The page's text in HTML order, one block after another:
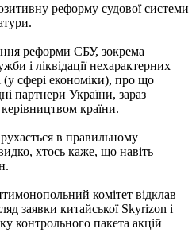
реформу судової системи
реформи СБУ, зокрема
і ліквідації нехарактерних
(у сфері економіки), про що
партнери України, зараз
країни.
в правильному
хтось каже, що навіть
комітет відклав
заявки китайської Skyrizon і
контрольного пакета акцій